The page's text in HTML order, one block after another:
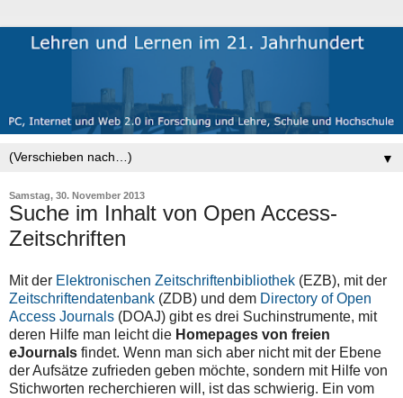
▼
Samstag, 30. November 2013
Suche im Inhalt von Open Access-
Zeitschriften
Mit der Elektronischen Zeitschriftenbibliothek (EZB), mit der
Zeitschriftendatenbank (ZDB) und dem Directory of Open
Access Journals (DOAJ) gibt es drei Suchinstrumente, mit
deren Hilfe man leicht die Homepages von freien
eJournals findet. Wenn man sich aber nicht mit der Ebene
der Aufsätze zufrieden geben möchte, sondern mit Hilfe von
Stichworten recherchieren will, ist das schwierig. Ein vom